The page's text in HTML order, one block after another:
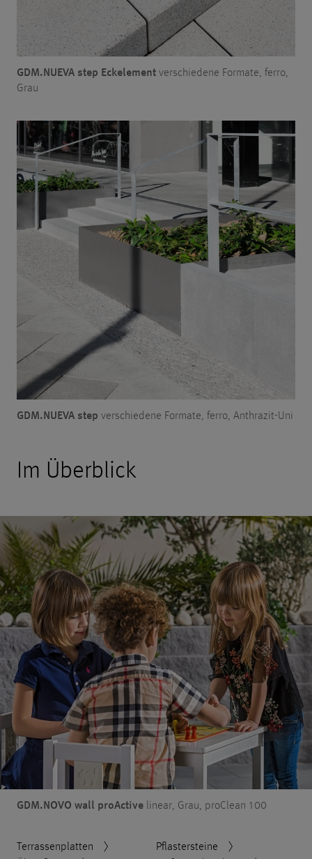
GDM.NUEVA step Eckelement verschiedene Formate, ferro,
Grau
GDM.NUEVA step verschiedene Formate, ferro, Anthrazit-Uni
Im Überblick
GDM.NOVO wall proActive linear, Grau, proClean 100
Terrassenplatten
Pflastersteine